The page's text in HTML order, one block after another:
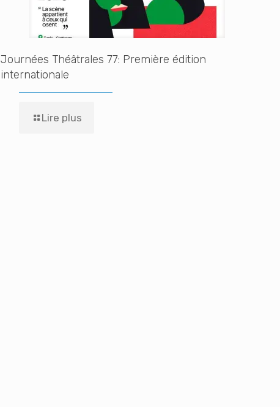
Journées Théâtrales 77: Première édition
internationale
Lire plus